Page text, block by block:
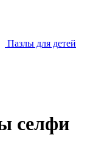
Пазлы для детей
селфи